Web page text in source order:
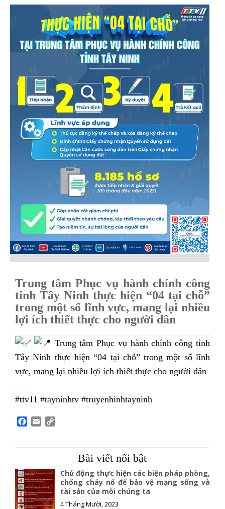
Trung tâm Phục vụ hành chính công
tỉnh Tây Ninh thực hiện “04 tại chỗ”
trong một số lĩnh vực, mang lại nhiều
lợi ích thiết thực cho người dân
Trung tâm Phục vụ hành chính công tỉnh
Tây Ninh thực hiện “04 tại chỗ” trong một số lĩnh
vực, mang lại nhiều lợi ích thiết thực cho người dân
—–
#ttv11 #tayninhtv #truyenhinhtayninh
o
o
k
Bài viết nổi bật
Chủ động thực hiện các biện pháp phòng,
chống cháy nổ để bảo vệ mạng sống và
tài sản của mỗi chúng ta
4 Tháng Mười, 2023